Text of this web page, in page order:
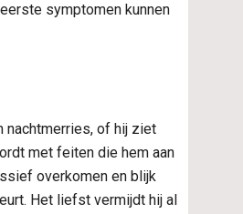
symptomen kunnen
nachtmerries, of hij ziet
met feiten die hem aan
overkomen en blijk
Het liefst vermijdt hij al